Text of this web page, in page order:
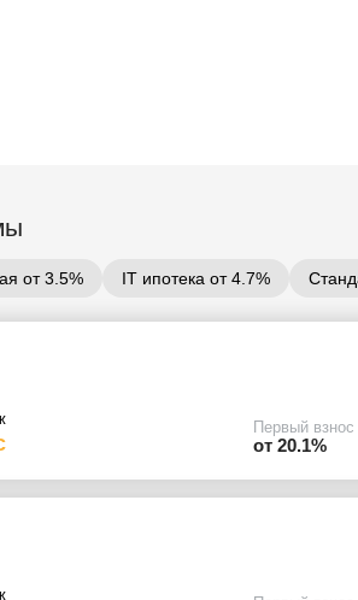
от 3.5% IT ипотека от 4.7%
Первый взнос
от 20.1%